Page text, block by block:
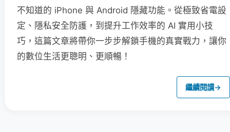
不知道的 iPhone 與 Android 隱藏功能。從極致省電設
定、隱私安全防護，到提升工作效率的 AI 實用小技
巧，這篇文章將帶你一步步解鎖手機的真實戰力，讓你
的數位生活更聰明、更順暢！
繼續閱讀→